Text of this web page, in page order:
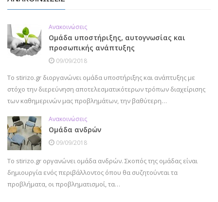
Ανακοινώσεις
Ομάδα υποστήριξης, αυτογνωσίας και
προσωπικής ανάπτυξης
09/09/2018
Το stirizo.gr διοργανώνει ομάδα υποστήριξης και ανάπτυξης με
στόχο την διερεύνηση αποτελεσματικότερων τρόπων διαχείρισης
των καθημερινών μας προβλημάτων, την βαθύτερη…
Ανακοινώσεις
Ομάδα ανδρών
09/09/2018
Το stirizo.gr οργανώνει ομάδα ανδρών. Σκοπός της ομάδας είναι
δημιουργία ενός περιβάλλοντος όπου θα συζητούνται τα
προβλήματα, οι προβληματισμοί, τα…